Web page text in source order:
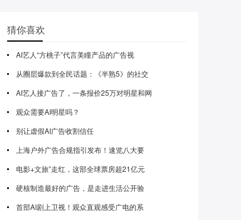
猜你喜欢
AI艺人“方桃子”代言美瞳产品的广告视
从圈层爆款到全民话题：《半熟5》的社交
AI艺人接广告了，一条报价25万对明星和网
观众需要AI明星吗？
别让虚假AI广告收割信任
上海户外广告合规指引发布！速览八大要
电影+文旅”走红，这部全球票房超21亿元
硬核制造最好的广告，是走进生活公开验
首部AI剧上卫视！观众直观感受广电的系